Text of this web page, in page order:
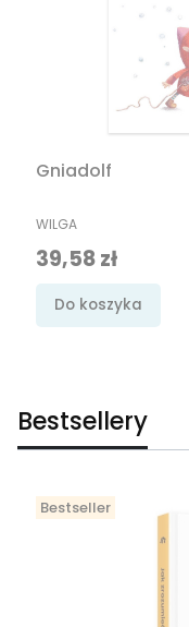
Gniadolf
PRODUCENT
WILGA
Cena promocyjna
39,58 zł
Do koszyka
Bestsellery
Bestseller